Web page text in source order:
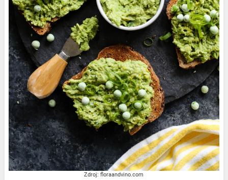
Zdroj: floraandvino.com